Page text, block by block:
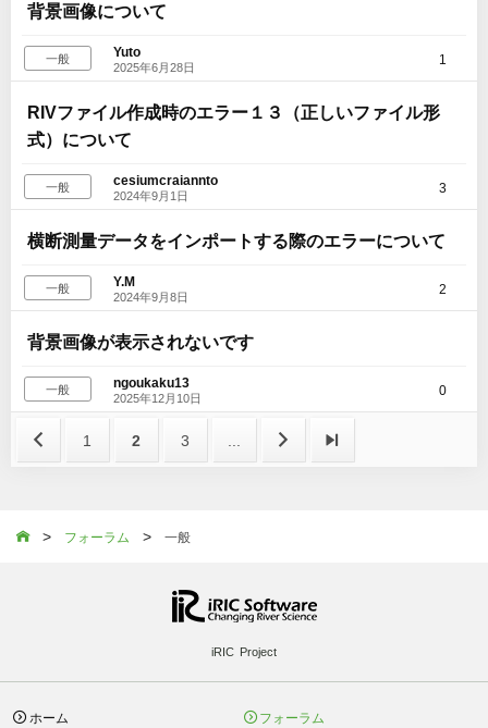
背景画像について
一般
Yuto
2025年6月28日
1
RIVファイル作成時のエラー１３（正しいファイル形
式）について
一般
cesiumcraiannto
2024年9月1日
3
横断測量データをインポートする際のエラーについて
一般
Y.M
2024年9月8日
2
背景画像が表示されないです
一般
ngoukaku13
2025年12月10日
0
 1 2 3  
 > フォーラム > 一般
iRIC Project
ホーム フォーラム